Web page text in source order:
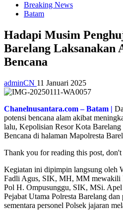
Breaking News
Batam
Hadapi Musim
Barelang Laksanakan
Bencana
adminCN 11 Januari 2025
Chanelnusantara.com – Batam |
potensi bencana alam akibat
lalu, Kepolisian Resor Kota Barelang
Bencana di halaman Mapolresta
Thank you for reading this post,
Kegiatan ini dipimpin langsung oleh
Fadli Agus, SIK, MH, MM mewakili
Pol H. Ompusunggu, SIK, MSi.
Pejabat Utama Polresta Barelang
sementara personel Polsek jajaran